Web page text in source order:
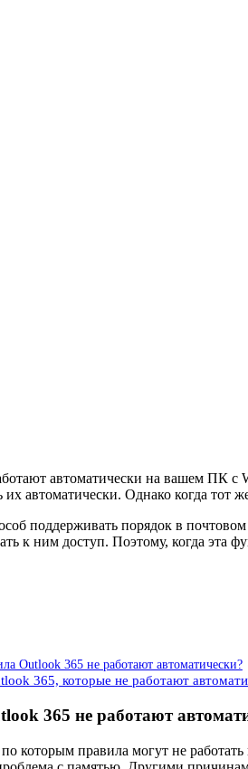
автоматически на вашем ПК с
автоматически. Однако когда тот
поддерживать порядок в
к ним доступ. Поэтому, когда эта
Outlook 365 не работают автоматически?
365, которые не работают
365 не работают
которым правила могут не